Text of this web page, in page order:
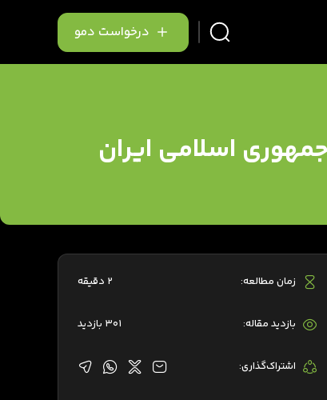
درخواست دمو
جمهوری اسلامی ایران
زمان مطالعه: 2 دقیقه
بازدید مقاله: 301 بازدید
اشتراک‌گذاری: